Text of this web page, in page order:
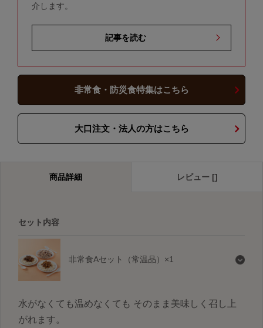
介します。
記事を読む
非常食・防災食特集はこちら
大口注文・法人の方はこちら
商品詳細 レビュー []
セット内容
非常食Aセット（常温品）×1
水がなくても温めなくても そのまま美味しく召し上
がれます。